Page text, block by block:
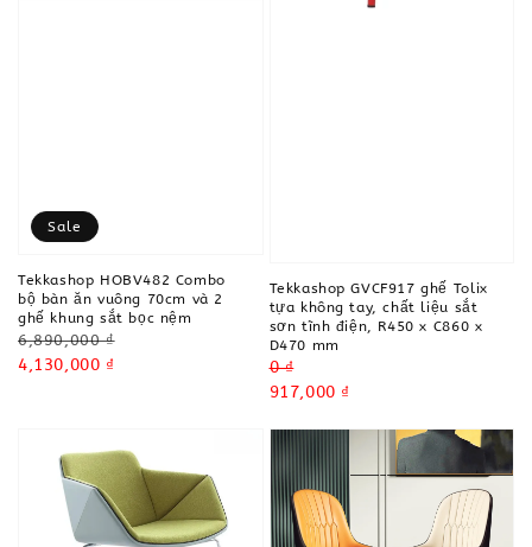
Sale
Tekkashop HOBV482 Combo
bộ bàn ăn vuông 70cm và 2
ghế khung sắt bọc nệm
Regular
price
6,890,000 ₫
Sale
4,130,000 ₫
Tekkashop GVCF917 ghế Tolix
tựa không tay, chất liệu sắt
sơn tĩnh điện, R450 x C860 x
D470 mm
Regular
price
0 ₫
Sale
917,000 ₫